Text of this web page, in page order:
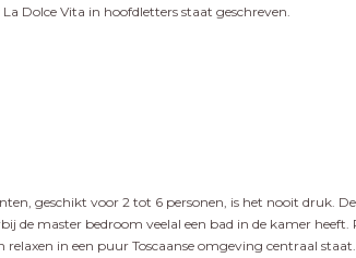
Dolce Vita in hoofdletters staat geschreven.
geschikt voor 2 tot 6 personen, is het nooit druk.
de master bedroom veelal een bad in de kamer
in een puur Toscaanse omgeving centraal staat.